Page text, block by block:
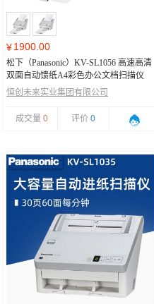
¥1900.00
松下（Panasonic）KV-SL1056 高速高清
双面自动馈纸A4彩色办公文档扫描仪
恒创未来实业集团有限公司
成交量 0 评价 0